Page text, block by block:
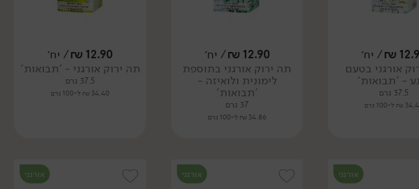
₪/ יח׳
אורגני בטעם
- 'תבואות'
37.5 גרם
₪ ל-100 גרם
12.90
₪/ יח׳
תה ירוק אורגני בתוספת
לימונית ולואיזה -
'תבואות'
37 גרם
34.86 ₪ ל-100 גרם
12.90
₪/ יח׳
תה ירוק אורגני - 'תבואות'
37.5 גרם
34.40 ₪ ל-100 גרם
אורגני אורגני אורגני